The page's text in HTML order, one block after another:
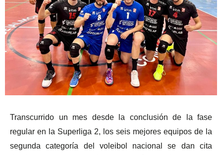
Transcurrido un mes desde la conclusión de la fase
regular en la Superliga 2, los seis mejores equipos de la
segunda categoría del voleibol nacional se dan cita